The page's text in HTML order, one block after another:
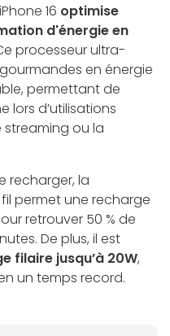
16 optimise
d'énergie en
processeur ultra-
en énergie
permettant de
lors d’utilisations
streaming ou la
recharger, la
permet une recharge
retrouver 50 % de
De plus, il est
filaire jusqu’à 20W,
un temps record.